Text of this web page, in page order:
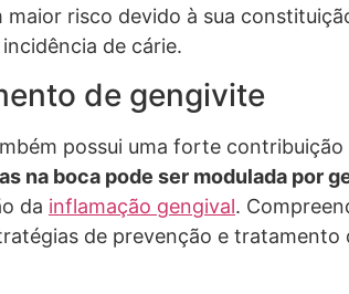
risco devido à sua
de cárie.
de gengivite
possui uma forte
na boca pode ser modulada por
da inflamação gengival.
de prevenção e tratamento